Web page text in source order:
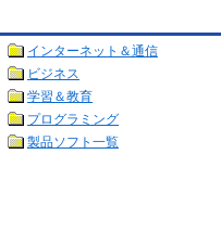
インターネット＆通信
ビジネス
学習＆教育
プログラミング
製品ソフト一覧